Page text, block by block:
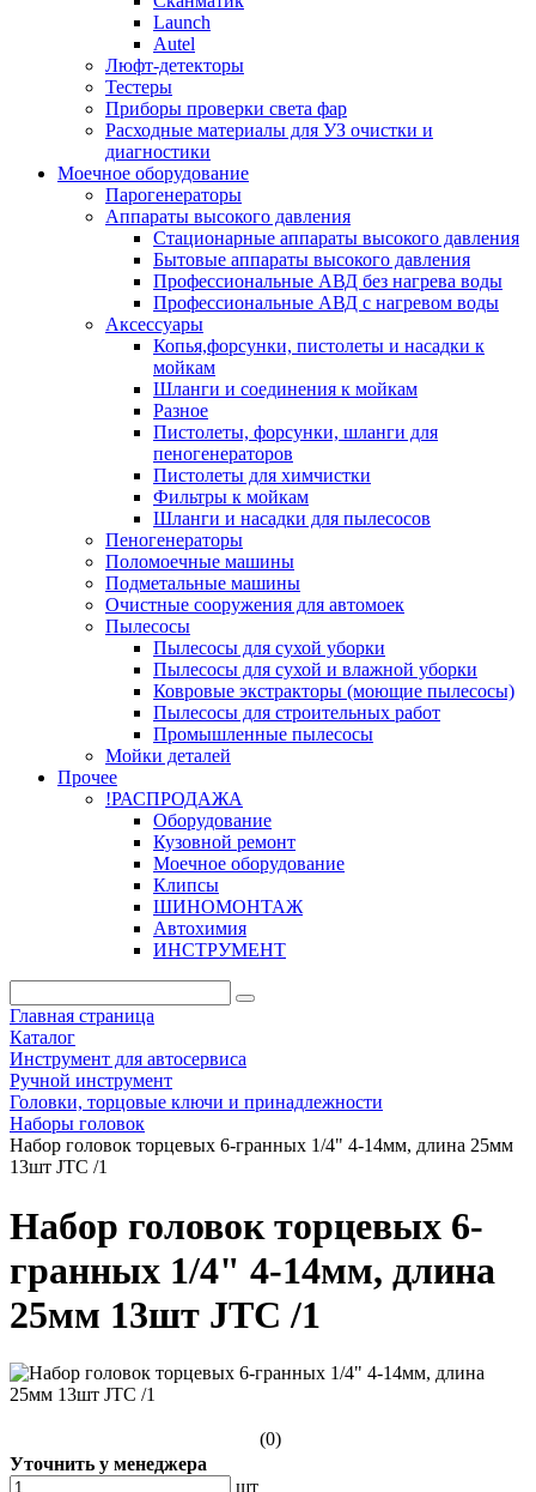
Launch
Autel
Люфт-детекторы
Тестеры
Приборы проверки света фар
Расходные материалы для УЗ очистки и
диагностики
Моечное оборудование
Парогенераторы
Аппараты высокого давления
Стационарные аппараты высокого давления
Бытовые аппараты высокого давления
Профессиональные АВД без нагрева воды
Профессиональные АВД с нагревом воды
Аксессуары
Копья,форсунки, пистолеты и насадки к
мойкам
Шланги и соединения к мойкам
Разное
Пистолеты, форсунки, шланги для
пеногенераторов
Пистолеты для химчистки
Фильтры к мойкам
Шланги и насадки для пылесосов
Пеногенераторы
Поломоечные машины
Подметальные машины
Очистные сооружения для автомоек
Пылесосы
Пылесосы для сухой уборки
Пылесосы для сухой и влажной уборки
Ковровые экстракторы (моющие пылесосы)
Пылесосы для строительных работ
Промышленные пылесосы
Мойки деталей
Прочее
!РАСПРОДАЖА
Оборудование
Кузовной ремонт
Моечное оборудование
Клипсы
ШИНОМОНТАЖ
Автохимия
ИНСТРУМЕНТ
Главная страница
Каталог
Инструмент для автосервиса
Ручной инструмент
Головки, торцовые ключи и принадлежности
Наборы головок
Набор головок торцевых 6-гранных 1/4" 4-14мм, длина 25мм
13шт JTC /1
Набор головок торцевых 6-
гранных 1/4" 4-14мм, длина
25мм 13шт JTC /1
(0)
Уточнить у менеджера
шт